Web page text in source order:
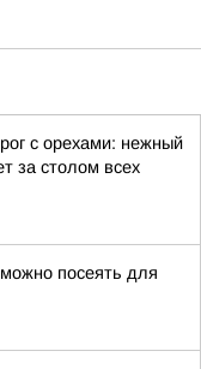
с орехами: нежный
за столом всех
посеять для